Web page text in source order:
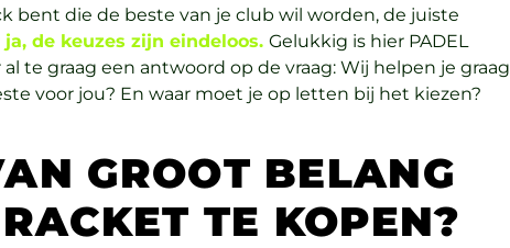
bent die de beste van je club wil worden, de juiste
ja, de keuzes zijn eindeloos. Gelukkig is hier PADEL
te graag een antwoord op de vraag: Wij helpen je graag
voor jou? En waar moet je op letten bij het kiezen?
GROOT BELANG
TE KOPEN?